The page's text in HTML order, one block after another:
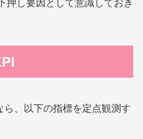
、以下の指標を定点観測す